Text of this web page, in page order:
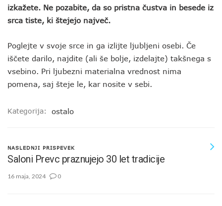
izkažete. Ne pozabite, da so pristna čustva in besede iz
srca tiste, ki štejejo največ.
Poglejte v svoje srce in ga izlijte ljubljeni osebi. Če
iščete darilo, najdite (ali še bolje, izdelajte) takšnega s
vsebino. Pri ljubezni materialna vrednost nima
pomena, saj šteje le, kar nosite v sebi.
Kategorija: ostalo
NASLEDNJI PRISPEVEK
Saloni Prevc praznujejo 30 let tradicije
16 maja, 2024 0